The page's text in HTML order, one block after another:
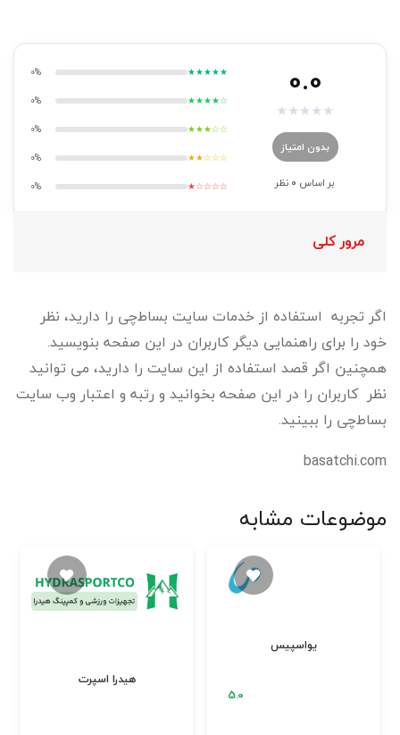
0.0
★
★
★
★
★
بدون امتیاز
بر اساس 0 نظر
★★★★★
0%
★★★★☆
0%
★★★☆☆
0%
★★☆☆☆
0%
★☆☆☆☆
0%
مرور کلی
اگر تجربه استفاده از خدمات سایت بساط‌چی را دارید، نظر
خود را برای راهنمایی دیگر کاربران در این صفحه بنویسید.
همچنین اگر قصد استفاده از این سایت را دارید، می توانید
نظر کاربران را در این صفحه بخوانید و رتبه و اعتبار وب سایت
بساط‌چی را ببینید.
basatchi.com
موضوعات مشابه
هیدرا اسپرت
یواسپیس